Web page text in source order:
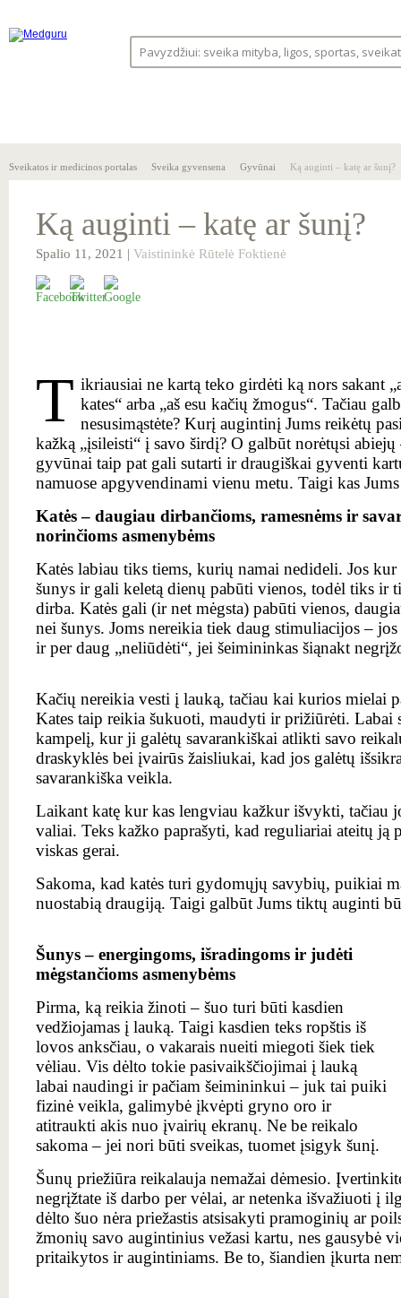
Sveikatos ir medicinos portalas Sveika gyvensena Gyvūnai Ką auginti – katę ar šunį?
Ką auginti – katę ar šunį?
Spalio 11, 2021 | Vaistininkė Rūtelė Foktienė
T ikriausiai ne kartą teko girdėti ką nors sakant
kates“ arba „aš esu kačių žmogus“. Tačiau
nesusimąstėte? Kurį augintinį Jums reikėtų
kažką „įsileisti“ į savo širdį? O galbūt norėtųsi abiejų
gyvūnai taip pat gali sutarti ir draugiškai gyventi
namuose apgyvendinami vienu metu. Taigi kas
Katės – daugiau dirbančioms, ramesnėms ir
norinčioms asmenybėms
Katės labiau tiks tiems, kurių namai nedideli. Jos kur
šunys ir gali keletą dienų pabūti vienos, todėl tiks ir
dirba. Katės gali (ir net mėgsta) pabūti vienos,
nei šunys. Joms nereikia tiek daug stimuliacijos –
ir per daug „neliūdėti“, jei šeimininkas šiąnakt
Kačių nereikia vesti į lauką, tačiau kai kurios mielai
Kates taip reikia šukuoti, maudyti ir prižiūrėti. Labai
kampelį, kur ji galėtų savarankiškai atlikti savo
draskyklės bei įvairūs žaisliukai, kad jos galėtų
savarankiška veikla.
Laikant katę kur kas lengviau kažkur išvykti, tačiau
valiai. Teks kažko paprašyti, kad reguliariai ateitų ją
viskas gerai.
Sakoma, kad katės turi gydomųjų savybių, puikiai
nuostabią draugiją. Taigi galbūt Jums tiktų auginti
Šunys – energingoms, išradingoms ir judėti
mėgstančioms asmenybėms
Pirma, ką reikia žinoti – šuo turi būti kasdien
vedžiojamas į lauką. Taigi kasdien teks ropštis iš
lovos anksčiau, o vakarais nueiti miegoti šiek tiek
vėliau. Vis dėlto tokie pasivaikščiojimai į lauką
labai naudingi ir pačiam šeimininkui – juk tai puiki
fizinė veikla, galimybė įkvėpti gryno oro ir
atitraukti akis nuo įvairių ekranų. Ne be reikalo
sakoma – jei nori būti sveikas, tuomet įsigyk šunį.
Šunų priežiūra reikalauja nemažai dėmesio.
negrįžtate iš darbo per vėlai, ar netenka išvažiuoti į
dėlto šuo nėra priežastis atsisakyti pramoginių ar
žmonių savo augintinius vežasi kartu, nes gausybė
pritaikytos ir augintiniams. Be to, šiandien įkurta